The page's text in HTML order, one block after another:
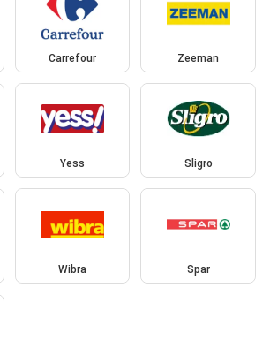
Carrefour Zeeman
Yess Sligro
Wibra Spar